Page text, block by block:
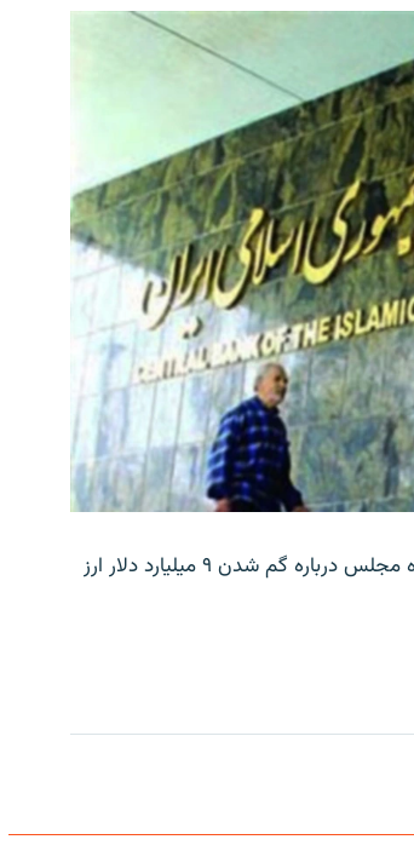
بانک مرکزی ایران روز جمعه با انتشار اطلاعیه‌ای، گفته‌های یک نماینده مجلس درباره گم شدن ۹ میلیارد دلار ارز